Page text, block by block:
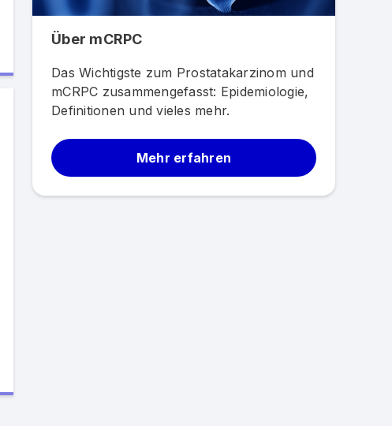
Über mCRPC
Das Wichtigste zum Prostatakarzinom und
mCRPC zusammengefasst: Epidemiologie,
Definitionen und vieles mehr.
Mehr erfahren